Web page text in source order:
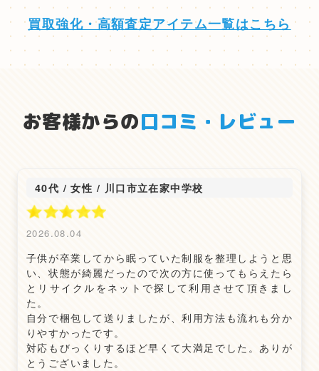
買取強化・高額査定アイテム一覧はこちら
お客様からの口コミ・レビュー
40代 / 女性 / 川口市立在家中学校
2026.08.04
子供が卒業してから眠っていた制服を整理しようと思
い、状態が綺麗だったので次の方に使ってもらえたら
とリサイクルをネットで探して利用させて頂きまし
た。
自分で梱包して送りましたが、利用方法も流れも分か
りやすかったです。
対応もびっくりするほど早くて大満足でした。ありが
とうございました。